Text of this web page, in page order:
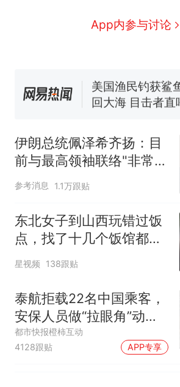
App内参与讨论
新 费大厨“全国
140多朵
美国渔民钓获鲨
回大海 目击者直
官方通报
惊艳！字都飘起
间创作“悬浮字”
制裁瓜子饺
伊朗总统佩泽希齐扬：目
前与最高领袖联络"非常困
难"
参考消息 1.1万跟贴
东北女子到山西玩错过饭
点，找了十几个饭馆都没
开门：午休到几点
星视频 138跟贴
泰航拒载22名中国乘客，
安保人员做“拉眼角”动
作，泰国机场最新回应：
拒绝登机决定由航司作
都市快报橙柿互动
4128跟贴
APP专享